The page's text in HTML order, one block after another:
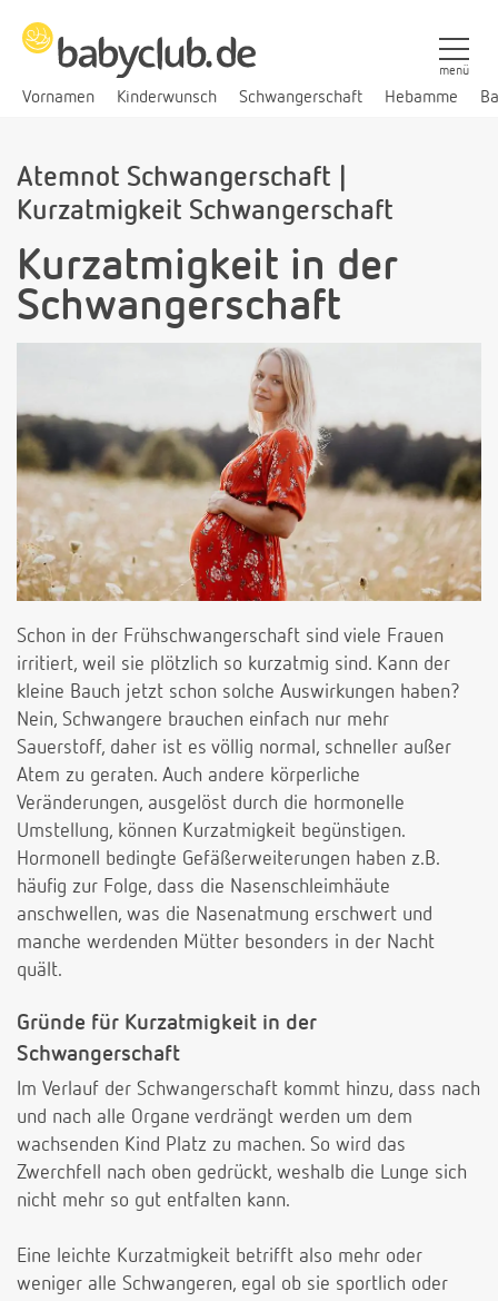
Vornamen Kinderwunsch Schwangerschaft Hebamme
menü
Atemnot Schwangerschaft |
Kurzatmigkeit Schwangerschaft
Kurzatmigkeit in der
Schwangerschaft
Schon in der Frühschwangerschaft sind viele Frauen
irritiert, weil sie plötzlich so kurzatmig sind. Kann der
kleine Bauch jetzt schon solche Auswirkungen haben?
Nein, Schwangere brauchen einfach nur mehr
Sauerstoff, daher ist es völlig normal, schneller außer
Atem zu geraten. Auch andere körperliche
Veränderungen, ausgelöst durch die hormonelle
Umstellung, können Kurzatmigkeit begünstigen.
Hormonell bedingte Gefäßerweiterungen haben z.B.
häufig zur Folge, dass die Nasenschleimhäute
anschwellen, was die Nasenatmung erschwert und
manche werdenden Mütter besonders in der Nacht
quält.
Gründe für Kurzatmigkeit in der
Schwangerschaft
Im Verlauf der Schwangerschaft kommt hinzu, dass nach
und nach alle Organe verdrängt werden um dem
wachsenden Kind Platz zu machen. So wird das
Zwerchfell nach oben gedrückt, weshalb die Lunge sich
nicht mehr so gut entfalten kann.
Eine leichte Kurzatmigkeit betrifft also mehr oder
weniger alle Schwangeren, egal ob sie sportlich oder